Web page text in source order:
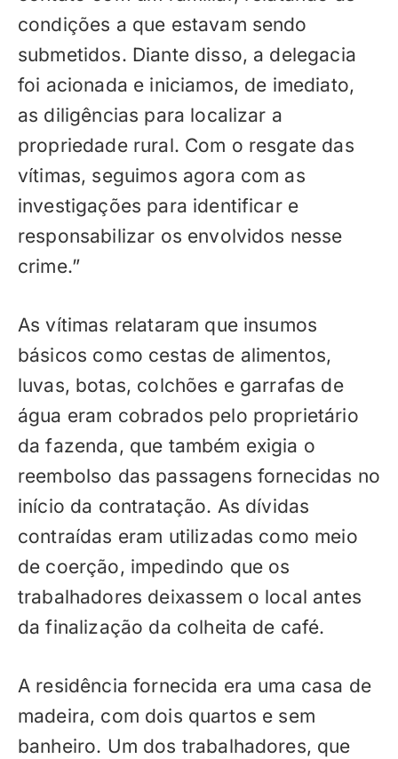
condições a que estavam sendo
submetidos. Diante disso, a delegacia
foi acionada e iniciamos, de imediato,
as diligências para localizar a
propriedade rural. Com o resgate das
vítimas, seguimos agora com as
investigações para identificar e
responsabilizar os envolvidos nesse
crime.”
As vítimas relataram que insumos
básicos como cestas de alimentos,
luvas, botas, colchões e garrafas de
água eram cobrados pelo proprietário
da fazenda, que também exigia o
reembolso das passagens fornecidas no
início da contratação. As dívidas
contraídas eram utilizadas como meio
de coerção, impedindo que os
trabalhadores deixassem o local antes
da finalização da colheita de café.
A residência fornecida era uma casa de
madeira, com dois quartos e sem
banheiro. Um dos trabalhadores, que